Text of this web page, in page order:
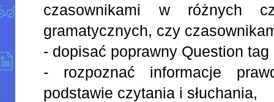
czasownikami w różnych
gramatycznych, czy
- dopisać poprawny Question
- rozpoznać informacje
podstawie czytania i słuchania,